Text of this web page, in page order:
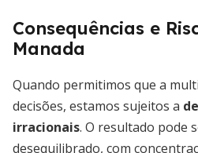
Consequências e
Manada
Quando permitimos que a
decisões, estamos sujeitos a
irracionais. O resultado pode
desequilibrado, com